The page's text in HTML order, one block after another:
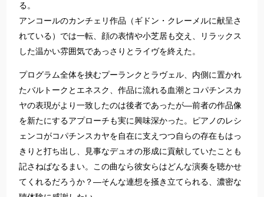
る。
アンコールのカンチェリ作品（ギドン・クレーメルに献呈さ
れている）では一転、顔の表情や小芝居も交え、リラックス
した温かい雰囲気であっさりとライヴを終えた。
プログラム全体を挟むプーランクとラヴェル、内側に置かれ
たバルトークとエネスク、作品に流れる血潮とコパチンスカ
ヤの表現がより一致したのは後者であったが―前者の作品像
を新たにするアプローチも実に興味深かった。ピアノのレシ
ェンコがコパチンスカヤを自在に支えつつ自らの存在もはっ
きりと打ち出し、見事なデュオの形成に貢献していたことも
記さねばなるまい。この曲なら彼女らはどんな演奏を聴かせ
てくれるだろうか？―そんな連想を掻き立てられる、濃密な